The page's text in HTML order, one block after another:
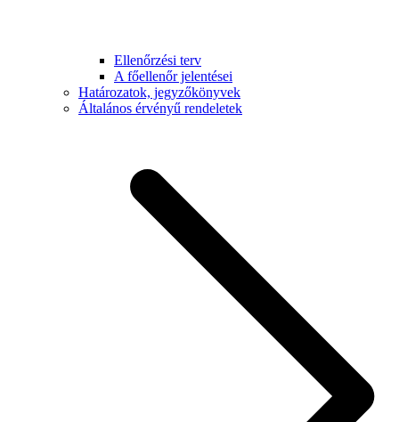
Ellenőrzési terv
A főellenőr jelentései
Határozatok, jegyzőkönyvek
Általános érvényű rendeletek